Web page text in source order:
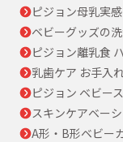
ピジョン母乳実
ベビーグッズの
ピジョン離乳食
乳歯ケア お手入
ピジョン ベビー
スキンケアベー
A形・B形ベビー